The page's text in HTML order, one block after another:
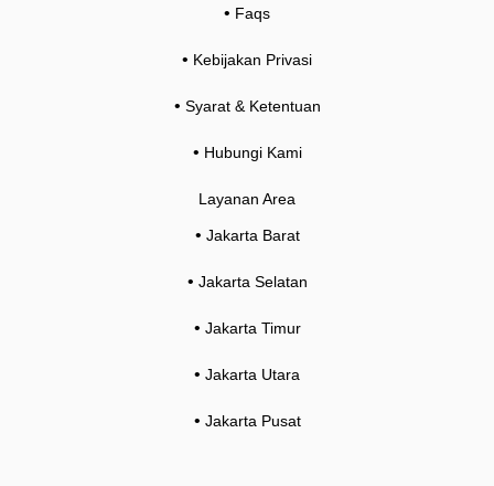
• Faqs
• Kebijakan Privasi
• Syarat & Ketentuan
• Hubungi Kami
Layanan Area
• Jakarta Barat
• Jakarta Selatan
• Jakarta Timur
• Jakarta Utara
• Jakarta Pusat